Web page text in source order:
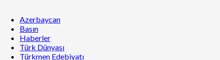
Azerbaycan
Basın
Haberler
Türk Dünyası
Türkmen Edebiyatı